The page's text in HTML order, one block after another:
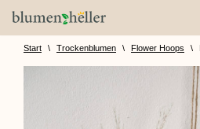
Zum
InhaltStart \ Trockenblumen \ Flower Hoops \